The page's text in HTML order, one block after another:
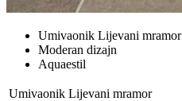
Umivaonik Lijevani mramor
Moderan dizajn
Aquaestil
Umivaonik Lijevani mramor